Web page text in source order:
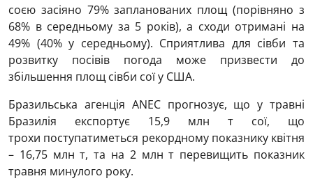
соєю засіяно 79% запланованих площ (порівняно з
68% в середньому за 5 років), а сходи отримані на
49% (40% у середньому). Сприятлива для сівби та
розвитку посівів погода може призвести до
збільшення площ сівби сої у США.
Бразильська агенція ANEC прогнозує, що у травні
Бразилія експортує 15,9 млн т сої, що
трохи поступатиметься рекордному показнику квітня
– 16,75 млн т, та на 2 млн т перевищить показник
травня минулого року.